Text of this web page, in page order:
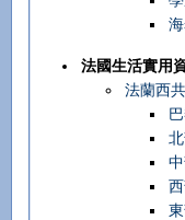
法國生活實用
法蘭西